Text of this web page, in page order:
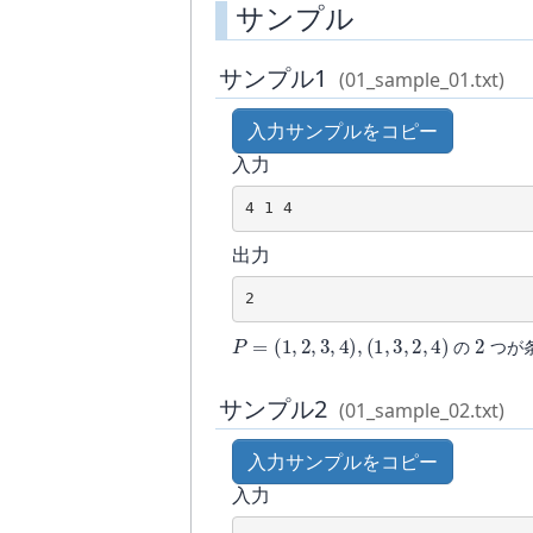
サンプル
サンプル1
(01_sample_01.txt)
入力サンプルをコピー
入力
4 1 4
出力
2
P= ,2 3 4) 1 3 ,4 )
の
2
つが
サンプル2 (01_sample_02.txt)
入力サンプルをコピー
入力